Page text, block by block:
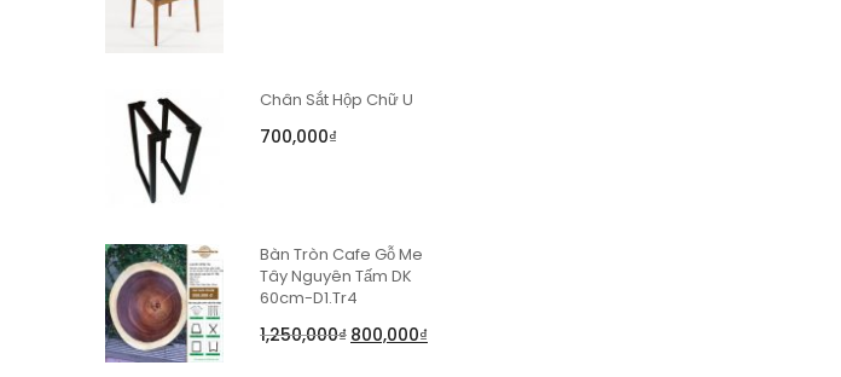
Chân Sắt Hộp Chữ U
700,000₫
Bàn Tròn Cafe Gỗ Me
Tây Nguyên Tấm DK
60cm-D1.Tr4
1,250,000₫ 800,000₫